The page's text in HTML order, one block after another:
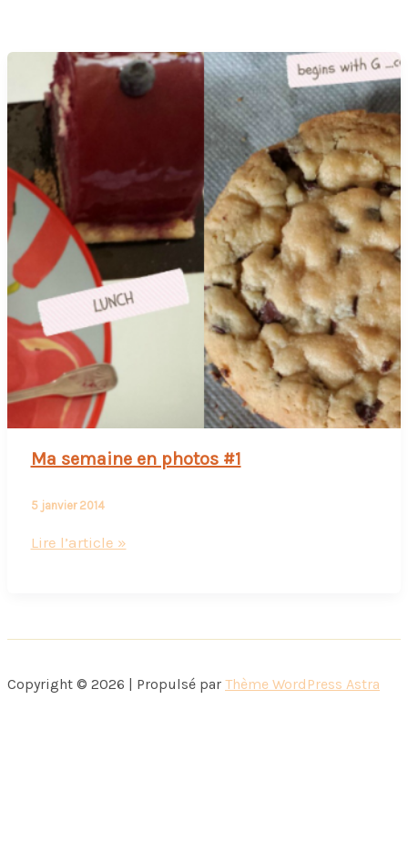
Ma semaine en photos #1
5 janvier 2014
Ma
#1
Lire l’article »
Copyright © 2026 | Propulsé par Thème WordPress Astra